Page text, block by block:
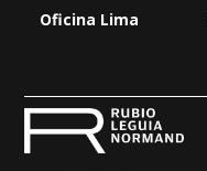
Oficina Lima